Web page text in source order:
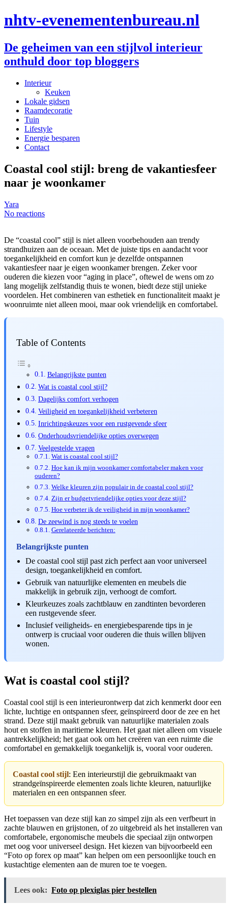
nhtv-evenementenbureau.nl
De geheimen van een stijlvol interieur
onthuld door top bloggers
Interieur
Keuken
Lokale gidsen
Raamdecoratie
Tuin
Lifestyle
Energie besparen
Contact
Coastal cool stijl: breng de vakantiesfeer
naar je woonkamer
Yara
No reactions
De “coastal cool” stijl is niet alleen voorbehouden aan trendy
strandhuizen aan de oceaan. Met de juiste tips en aandacht voor
toegankelijkheid en comfort kun je dezelfde ontspannen
vakantiesfeer naar je eigen woonkamer brengen. Zeker voor
ouderen die kiezen voor “aging in place”, oftewel de wens om zo
lang mogelijk zelfstandig thuis te wonen, biedt deze stijl unieke
voordelen. Het combineren van esthetiek en functionaliteit maakt je
woonruimte niet alleen mooi, maar ook vriendelijk en comfortabel.
Table of Contents
Belangrijkste punten
Wat is coastal cool stijl?
Dagelijks comfort verhogen
Veiligheid en toegankelijkheid verbeteren
Inrichtingskeuzes voor een rustgevende sfeer
Onderhoudsvriendelijke opties overwegen
Veelgestelde vragen
Wat is coastal cool stijl?
Hoe kan ik mijn woonkamer comfortabeler maken voor
ouderen?
Welke kleuren zijn populair in de coastal cool stijl?
Zijn er budgetvriendelijke opties voor deze stijl?
Hoe verbeter ik de veiligheid in mijn woonkamer?
De zeewind is nog steeds te voelen
Gerelateerde berichten:
Belangrijkste punten
De coastal cool stijl past zich perfect aan voor universeel
design, toegankelijkheid en comfort.
Gebruik van natuurlijke elementen en meubels die
makkelijk in gebruik zijn, verhoogt de comfort.
Kleurkeuzes zoals zachtblauw en zandtinten bevorderen
een rustgevende sfeer.
Inclusief veiligheids- en energiebesparende tips in je
ontwerp is cruciaal voor ouderen die thuis willen blijven
wonen.
Wat is coastal cool stijl?
Coastal cool stijl is een interieurontwerp dat zich kenmerkt door een
lichte, luchtige en ontspannen sfeer, geïnspireerd door de zee en het
strand. Deze stijl maakt gebruik van natuurlijke materialen zoals
hout en stoffen in maritieme kleuren. Het gaat niet alleen om visuele
aantrekkelijkheid; het gaat ook om het creëren van een ruimte die
comfortabel en gemakkelijk toegankelijk is, vooral voor ouderen.
Coastal cool stijl: Een interieurstijl die gebruikmaakt van
strandgeïnspireerde elementen zoals lichte kleuren, natuurlijke
materialen en een ontspannen sfeer.
Het toepassen van deze stijl kan zo simpel zijn als een verfbeurt in
zachte blauwen en grijstonen, of zo uitgebreid als het installeren van
comfortabele, ergonomische meubels die speciaal zijn ontworpen
met oog voor universeel design. Het kiezen van bijvoorbeeld een
“Foto op forex op maat” kan helpen om een persoonlijke touch en
kustachtige elementen aan de muren toe te voegen.
Lees ook: Foto op plexiglas pier bestellen